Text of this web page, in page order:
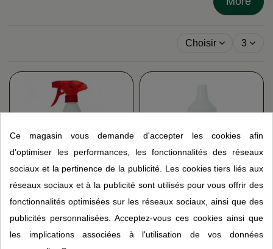
Choisir 3
Salle de bains brillance
LYS
Rinçage lave vaisselle
Ce magasin vous demande d'accepter les cookies afin
d'optimiser les performances, les fonctionnalités des réseaux
sociaux et la pertinence de la publicité. Les cookies tiers liés aux
réseaux sociaux et à la publicité sont utilisés pour vous offrir des
fonctionnalités optimisées sur les réseaux sociaux, ainsi que des
publicités personnalisées. Acceptez-vous ces cookies ainsi que
les implications associées à l'utilisation de vos données